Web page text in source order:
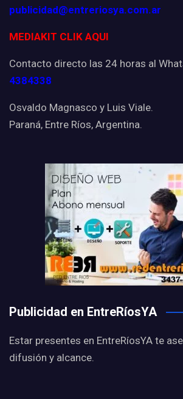
publicidad@entreriosya.com.ar
MEDIAKIT CLIK AQUI
Contacto directo las 24 horas al
4384338
Osvaldo Magnasco y Luis Viale.
Paraná, Entre Ríos, Argentina.
Publicidad en EntreRíosYA
Estar presentes en EntreRíosYA te
difusión y alcance.